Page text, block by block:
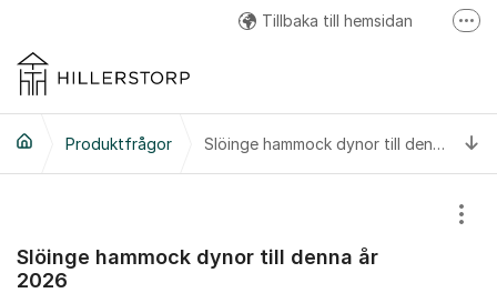
Tillbaka till hemsidan
Hillerstorp Youtube
Produktfrågor Slöinge hammock dynor till denna år 2026
Slöinge hammock dynor till denna år
2026